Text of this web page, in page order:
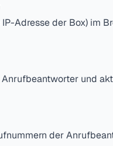
Adresse der Box) im
und
der